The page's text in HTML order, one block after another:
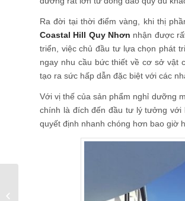
Ra đời tại thời điểm vàng, khi thị
Coastal Hill Quy Nhơn nhận được
triển, việc chủ đầu tư lựa chọn phát
ngay nhu cầu bức thiết về cơ sở vật
tạo ra sức hấp dẫn đặc biệt với các
Với vị thế của sản phẩm nghỉ dưỡng
chính là đích đến đầu tư lý tưởng
quyết định nhanh chóng hơn bao giờ